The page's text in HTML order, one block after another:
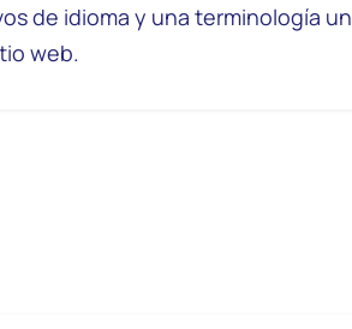
de idioma y una terminología
web.